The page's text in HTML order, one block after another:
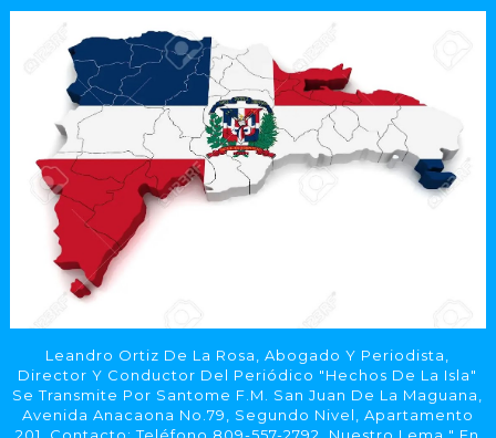
Leandro Ortiz De La Rosa, Abogado Y Periodista,
Director Y Conductor Del Periódico "Hechos De La Isla"
Se Transmite Por Santome F.M. San Juan De La Maguana,
Avenida Anacaona No.79, Segundo Nivel, Apartamento
201, Contacto: Teléfono 809-557-2792, Nuestro Lema " En